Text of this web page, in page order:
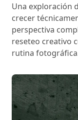
Una exploración
crecer
perspectiva
reseteo creativo
rutina